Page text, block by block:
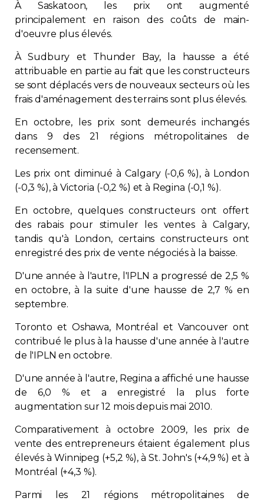
Médias
FAQ
Français
Contact
Adhésion
À Saskatoon, les prix ont augmenté
principalement en raison des coûts de main-
d'oeuvre plus élevés.
À Sudbury et Thunder Bay, la hausse a été
attribuable en partie au fait que les constructeurs
se sont déplacés vers de nouveaux secteurs où les
frais d'aménagement des terrains sont plus élevés.
En octobre, les prix sont demeurés inchangés
dans 9 des 21 régions métropolitaines de
recensement.
Les prix ont diminué à Calgary (-0,6 %), à London
(-0,3 %), à Victoria (-0,2 %) et à Regina (-0,1 %).
En octobre, quelques constructeurs ont offert
des rabais pour stimuler les ventes à Calgary,
tandis qu'à London, certains constructeurs ont
enregistré des prix de vente négociés à la baisse.
D'une année à l'autre, l'IPLN a progressé de 2,5 %
en octobre, à la suite d'une hausse de 2,7 % en
septembre.
Toronto et Oshawa, Montréal et Vancouver ont
contribué le plus à la hausse d'une année à l'autre
de l'IPLN en octobre.
D'une année à l'autre, Regina a affiché une hausse
de 6,0 % et a enregistré la plus forte
augmentation sur 12 mois depuis mai 2010.
Comparativement à octobre 2009, les prix de
vente des entrepreneurs étaient également plus
élevés à Winnipeg (+5,2 %), à St. John's (+4,9 %) et à
Montréal (+4,3 %).
Parmi les 21 régions métropolitaines de